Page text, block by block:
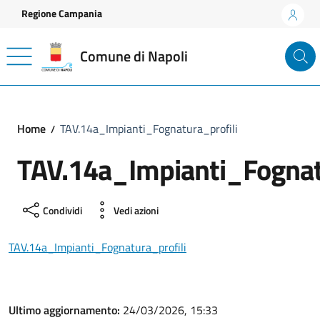
Vai ai contenuti
Vai al footer
Regione Campania
Comune di Napoli
Home TAV.14a_Impianti_Fognatura_profili
Condividi Vedi azioni
TAV.14a_Impianti_Fognatura_profili
Ultimo aggiornamento: 24/03/2026, 15:33